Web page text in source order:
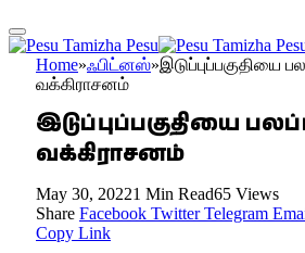
Home»ஃபிட்னஸ்»இடுப்புப்பகுதியை
வக்கிராசனம்
இடுப்புப்பகுதியை
வக்கிராசனம்
May 30, 20221 Min Read65 Views
Share Facebook Twitter Telegram
Copy Link